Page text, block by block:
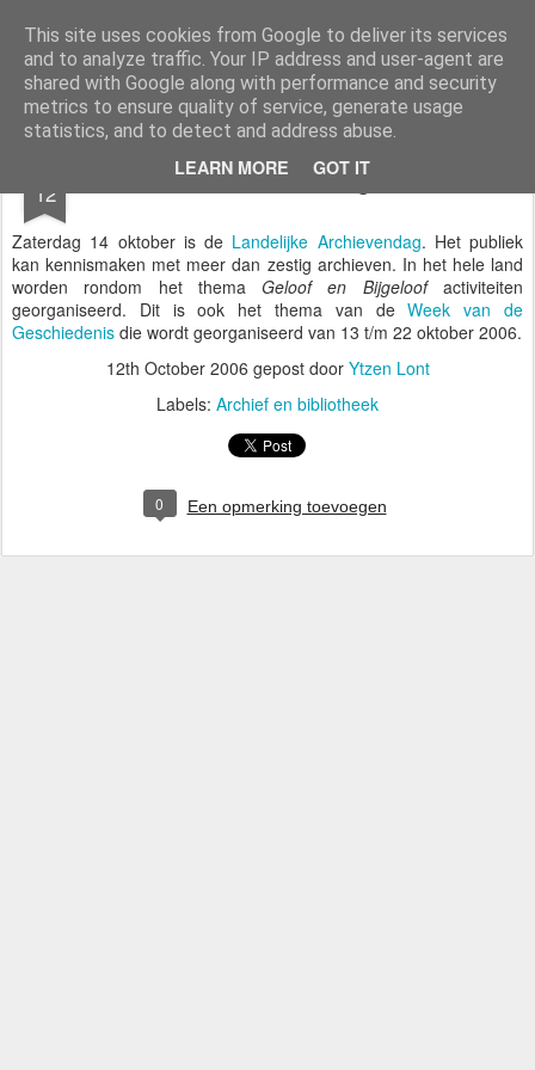
This site uses cookies from Google to deliver its services
and to analyze traffic. Your IP address and user-agent are
shared with Google along with performance and security
metrics to ensure quality of service, generate usage
statistics, and to detect and address abuse.
LEARN MORE GOT IT
Styloblog Stylo is secretariaat en tekstredactie Ytzen Lont
Pages
12 Archievendag
Zaterdag 14 oktober is de Landelijke Archievendag. Het publiek
kan kennismaken met meer dan zestig archieven. In het hele land
worden rondom het themaGeloof en Bijgeloofactiviteiten
georganiseerd. Dit is ook het thema van deWeek van de
Geschiedenis die wordt georganiseerd van 13 t/m 22 oktober 2006.
12th October 2006 gepost door Ytzen Lont
Labels: Archief en bibliotheek
0 Een opmerking toevoegen